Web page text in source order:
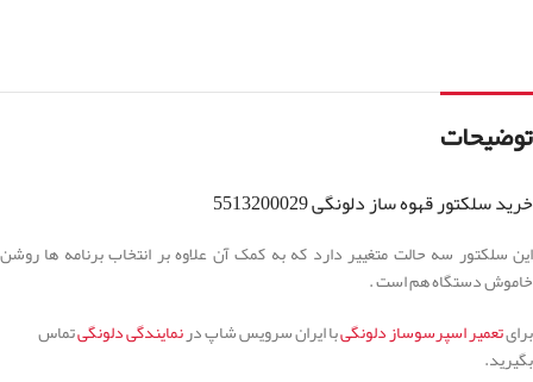
توضیحات
خرید سلکتور قهوه ساز دلونگی 5513200029
این سلکتور سه حالت متغییر دارد که به کمک آن علاوه بر انتخاب برنامه ها روشن
خاموش دستگاه هم است .
برایتعمیر اسپرسوساز دلونگیبا ایران سرویس شاپ درنمایندگی دلونگیتماس
بگیرید.